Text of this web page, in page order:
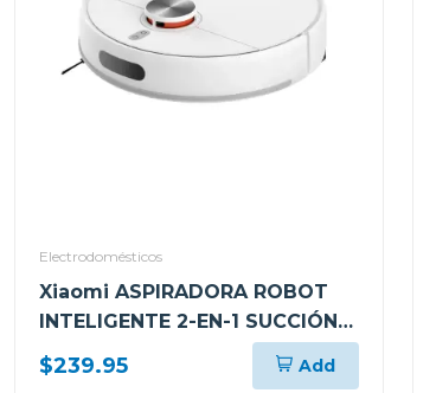
Electrodomésticos
Xiaomi ASPIRADORA ROBOT
INTELIGENTE 2-EN-1 SUCCIÓN
10000PA SENSOR LDS BLANCO
S40 V81
$239.95 Add